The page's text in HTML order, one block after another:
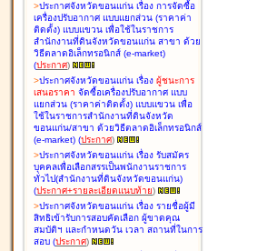
>ประกาศจังหวัดขอนแก่น เรื่อง การจัดซื้อ
เครื่องปรับอากาศ แบบแยกส่วน (ราคาค่า
ติดตั้ง) แบบแขวน เพื่อใช้ในราชการ
สำนักงานที่ดินจังหวัดขอนแก่น สาขา ด้วย
วิธีตลาดอิเล็กทรอนิกส์ (e-market)
(ประกาศ)
>ประกาศจังหวัดขอนแก่น เรื่อง ผู้ชนะการ
เสนอราคา จัดซื้อเครื่องปรับอากาศ แบบ
แยกส่วน (ราคาค่าติดตั้ง) แบบแขวน เพื่อ
ใช้ในราชการสำนักงานที่ดินจังหวัด
ขอนแก่น/สาขา ด้วยวิธีตลาดอิเล็กทรอนิกส์
(e-market) (ประกาศ)
>ประกาศจังหวัดขอนแก่น เรื่อง รับสมัคร
บุคคลเพื่อเลือกสรรเป็นพนักงานราชการ
ทั่วไป(สำนักงานที่ดินจังหวัดขอนแก่น)
(ประกาศ+รายละเอียดแนบท้าย)
>ประกาศจังหวัดขอนแก่น เรื่อง รายชื่อผู้มี
สิทธิเข้ารับการสอบคัดเลือก ผู้ขาดคุณ
สมบัติฯ และกำหนดวัน เวลา สถานที่ในการ
สอบ (ประกาศ)